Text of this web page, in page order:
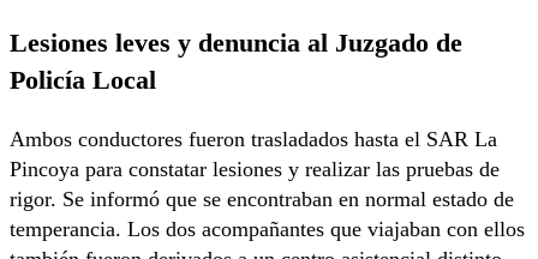
Lesiones leves y denuncia al Juzgado de
Policía Local
Ambos conductores fueron trasladados hasta el SAR La
Pincoya para constatar lesiones y realizar las pruebas de
rigor. Se informó que se encontraban en normal estado de
temperancia. Los dos acompañantes que viajaban con ellos